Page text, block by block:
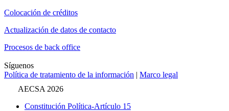
Colocación de créditos
Actualización de datos de contacto
Procesos de back office
Síguenos
Política de tratamiento de la información | Marco legal
AECSA 2026
Constitución Política-Artículo 15